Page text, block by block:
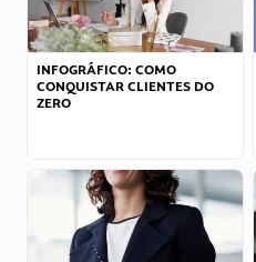
INFOGRÁFICO: COMO
CONQUISTAR CLIENTES DO
ZERO